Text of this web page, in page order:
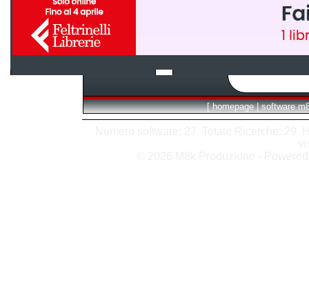
[ homepage | software